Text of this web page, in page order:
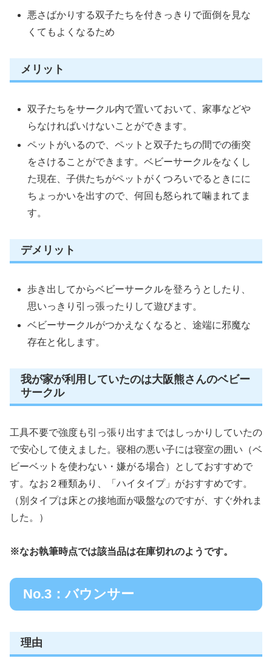
悪さばかりする双子たちを付きっきりで面倒を見な
くてもよくなるため
メリット
双子たちをサークル内で置いておいて、家事などや
らなければいけないことができます。
ペットがいるので、ペットと双子たちの間での衝突
をさけることができます。ベビーサークルをなくし
た現在、子供たちがペットがくつろいでるときにに
ちょっかいを出すので、何回も怒られて噛まれてま
す。
デメリット
歩き出してからベビーサークルを登ろうとしたり、
思いっきり引っ張ったりして遊びます。
ベビーサークルがつかえなくなると、途端に邪魔な
存在と化します。
我が家が利用していたのは大阪熊さんのベビー
サークル
工具不要で強度も引っ張り出すまではしっかりしていたの
で安心して使えました。寝相の悪い子には寝室の囲い（ベ
ビーベットを使わない・嫌がる場合）としておすすめで
す。なお２種類あり、「ハイタイプ」がおすすめです。
（別タイプは床との接地面が吸盤なのですが、すぐ外れま
した。）
※なお執筆時点では該当品は在庫切れのようです。
No.3：バウンサー
理由